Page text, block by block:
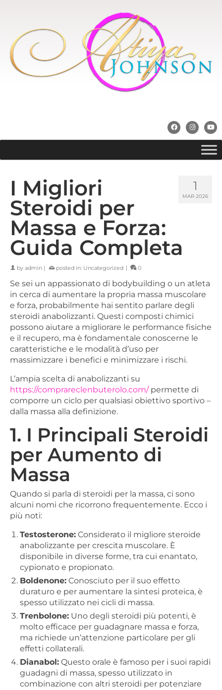
1
MAR 2026
I Migliori
Steroidi per
Massa e Forza:
Guida Completa
by admin | posted in: Uncategorized | 0
Se sei un appassionato di bodybuilding o un atleta
in cerca di aumentare la propria massa muscolare
e forza, probabilmente hai sentito parlare degli
steroidi anabolizzanti. Questi composti chimici
possono aiutare a migliorare le performance fisiche
e il recupero, ma è fondamentale conoscerne le
caratteristiche e le modalità d’uso per
massimizzare i benefici e minimizzare i rischi.
L’ampia scelta di anabolizzanti su
https://comprareclenbuterolo.com/permette di
comporre un ciclo per qualsiasi obiettivo sportivo –
dalla massa alla definizione.
1. I Principali Steroidi
per Aumento di
Massa
Quando si parla di steroidi per la massa, ci sono
alcuni nomi che ricorrono frequentemente. Ecco i
più noti:
Testosterone: Considerato il migliore steroide
anabolizzante per crescita muscolare. È
disponibile in diverse forme, tra cui enantato,
cypionato e propionato.
Boldenone: Conosciuto per il suo effetto
duraturo e per aumentare la sintesi proteica, è
spesso utilizzato nei cicli di massa.
Trenbolone: Uno degli steroidi più potenti, è
molto efficace per guadagnare massa e forza,
ma richiede un’attenzione particolare per gli
effetti collaterali.
Dianabol: Questo orale è famoso per i suoi rapidi
guadagni di massa, spesso utilizzato in
combinazione con altri steroidi per potenziare